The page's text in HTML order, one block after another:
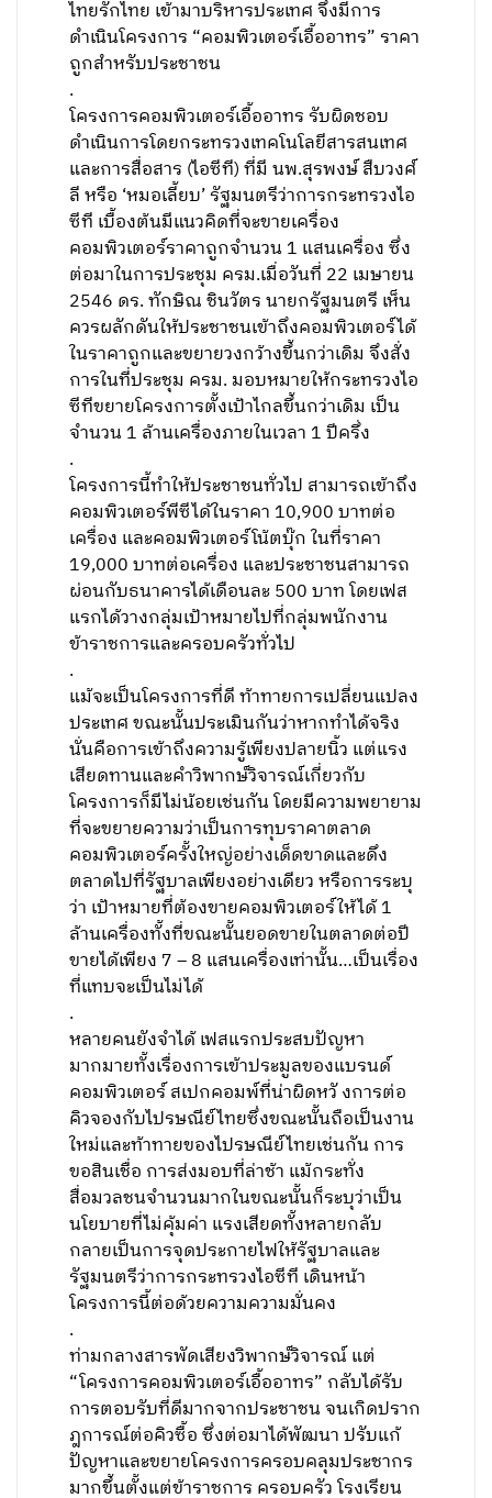
ไทยรักไทย เข้ามาบริหารประเทศ จึงมีการ
ดำเนินโครงการ “คอมพิวเตอร์เอื้ออาทร” ราคา
ถูกสำหรับประชาชน
.
โครงการคอมพิวเตอร์เอื้ออาทร รับผิดชอบ
ดำเนินการโดยกระทรวงเทคโนโลยีสารสนเทศ
และการสื่อสาร (ไอซีที) ที่มี นพ.สุรพงษ์ สืบวงศ์
ลี หรือ ‘หมอเลี้ยบ’ รัฐมนตรีว่าการกระทรวงไอ
ซีที เบื้องต้นมีแนวคิดที่จะขายเครื่อง
คอมพิวเตอร์ราคาถูกจำนวน 1 แสนเครื่อง ซึ่ง
ต่อมาในการประชุม ครม.เมื่อวันที่ 22 เมษายน
2546 ดร. ทักษิณ ชินวัตร นายกรัฐมนตรี เห็น
ควรผลักดันให้ประชาชนเข้าถึงคอมพิวเตอร์ได้
ในราคาถูกและขยายวงกว้างขึ้นกว่าเดิม จึงสั่ง
การในที่ประชุม ครม. มอบหมายให้กระทรวงไอ
ซีทีขยายโครงการตั้งเป้าไกลขึ้นกว่าเดิม เป็น
จำนวน 1 ล้านเครื่องภายในเวลา 1 ปีครึ่ง
.
โครงการนี้ทำให้ประชาชนทั่วไป สามารถเข้าถึง
คอมพิวเตอร์พีซีได้ในราคา 10,900 บาทต่อ
เครื่อง และคอมพิวเตอร์โน้ตบุ๊ก ในที่ราคา
19,000 บาทต่อเครื่อง และประชาชนสามารถ
ผ่อนกับธนาคารได้เดือนละ 500 บาท โดยเฟส
แรกได้วางกลุ่มเป้าหมายไปที่กลุ่มพนักงาน
ข้าราชการและครอบครัวทั่วไป
.
แม้จะเป็นโครงการที่ดี ท้าทายการเปลี่ยนแปลง
ประเทศ ขณะนั้นประเมินกันว่าหากทำได้จริง
นั่นคือการเข้าถึงความรู้เพียงปลายนิ้ว แต่แรง
เสียดทานและคำวิพากษ์วิจารณ์เกี่ยวกับ
โครงการก็มีไม่น้อยเช่นกัน โดยมีความพยายาม
ที่จะขยายความว่าเป็นการทุบราคาตลาด
คอมพิวเตอร์ครั้งใหญ่อย่างเด็ดขาดและดึง
ตลาดไปที่รัฐบาลเพียงอย่างเดียว หรือการระบุ
ว่า เป้าหมายที่ต้องขายคอมพิวเตอร์ให้ได้ 1
ล้านเครื่องทั้งที่ขณะนั้นยอดขายในตลาดต่อปี
ขายได้เพียง 7 – 8 แสนเครื่องเท่านั้น…เป็นเรื่อง
ที่แทบจะเป็นไม่ได้
.
หลายคนยังจำได้ เฟสแรกประสบปัญหา
มากมายทั้งเรื่องการเข้าประมูลของแบรนด์
คอมพิวเตอร์ สเปกคอมพ์ที่น่าผิดหวั งการต่อ
คิวจองกับไปรษณีย์ไทยซึ่งขณะนั้นถือเป็นงาน
ใหม่และท้าทายของไปรษณีย์ไทยเช่นกัน การ
ขอสินเชื่อ การส่งมอบที่ล่าช้า แม้กระทั่ง
สื่อมวลชนจำนวนมากในขณะนั้นก็ระบุว่าเป็น
นโยบายที่ไม่คุ้มค่า แรงเสียดทั้งหลายกลับ
กลายเป็นการจุดประกายไฟให้รัฐบาลและ
รัฐมนตรีว่าการกระทรวงไอซีที เดินหน้า
โครงการนี้ต่อด้วยความความมั่นคง
.
ท่ามกลางสารพัดเสียงวิพากษ์วิจารณ์ แต่
“โครงการคอมพิวเตอร์เอื้ออาทร” กลับได้รับ
การตอบรับที่ดีมากจากประชาชน จนเกิดปราก
ฎการณ์ต่อคิวซื้อ ซึ่งต่อมาได้พัฒนา ปรับแก้
ปัญหาและขยายโครงการครอบคลุมประชากร
มากขึ้นตั้งแต่ข้าราชการ ครอบครัว โรงเรียน